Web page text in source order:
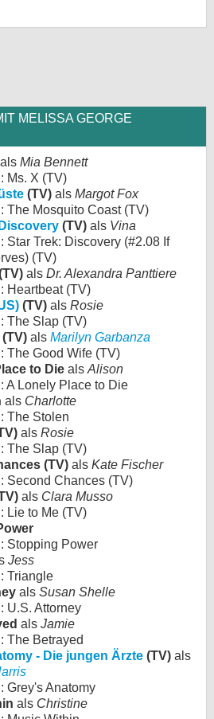
MELISSA GEORGE
als Mia Bennett
Ms. X (TV)
(TV) als Margot Fox
The Mosquito Coast (TV)
(TV) als Vina
Star Trek: Discovery (#2.08 If
(TV)
als Dr. Alexandra Panttiere
Heartbeat (TV)
(TV) als Rosie
The Slap (TV)
(TV) als Marilyn Garbanza
The Good Wife (TV)
to Die als Alison
A Lonely Place to Die
als Charlotte
The Stolen
als Rosie
The Slap (TV)
(TV) als Kate Fischer
Second Chances (TV)
als Clara Musso
Lie to Me (TV)
Stopping Power
Jess
Triangle
als Susan Shelle
U.S. Attorney
als Jamie
The Betrayed
- Die jungen Ärzte (TV) als
Grey's Anatomy
als Christine